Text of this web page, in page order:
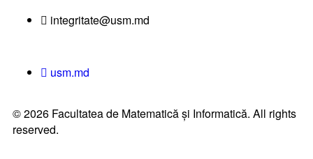
integritate@usm.md
usm.md
© 2026 Facultatea de Matematică și Informatică. All rights
reserved.